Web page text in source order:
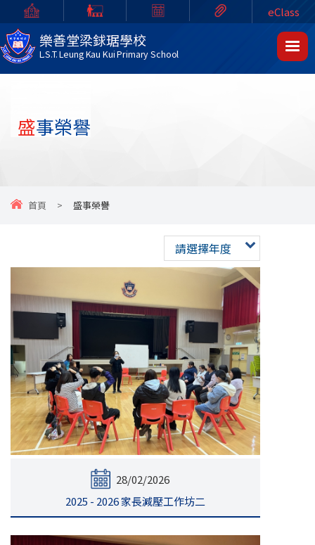
樂善堂梁銶琚學校
L.S.T. Leung Kau Kui Primary School
eClass
盛事榮譽
首頁 > 盛事榮譽
請選擇年度
28/02/2026
2025 - 2026 家長減壓工作坊二